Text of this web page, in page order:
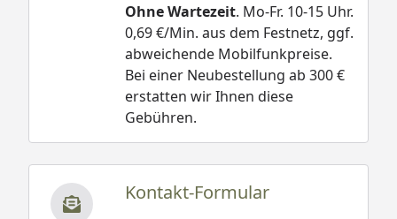
Ohne Wartezeit. Mo-Fr. 10-15 Uhr.
0,69 €/Min. aus dem Festnetz, ggf.
abweichende Mobilfunkpreise.
Bei einer Neubestellung ab 300 €
erstatten wir Ihnen diese
Gebühren.
Kontakt-Formular